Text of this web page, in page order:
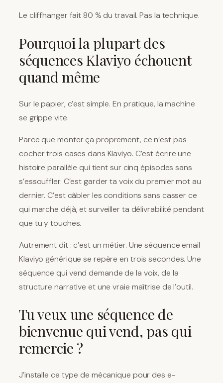
Le cliffhanger fait 80 % du travail. Pas la technique.
Pourquoi la plupart des
séquences Klaviyo échouent
quand même
Sur le papier, c’est simple. En pratique, la machine
se grippe vite.
Parce que monter ça proprement, ce n’est pas
cocher trois cases dans Klaviyo. C’est écrire une
histoire parallèle qui tient sur cinq épisodes sans
s’essouffler. C’est garder ta voix du premier mot au
dernier. C’est câbler les conditions sans casser ce
qui marche déjà, et surveiller ta délivrabilité pendant
que tu y touches.
Autrement dit : c’est un métier. Une séquence email
Klaviyo générique se repère en trois secondes. Une
séquence qui vend demande de la voix, de la
structure narrative et une vraie maîtrise de l’outil.
Tu veux une séquence de
bienvenue qui vend, pas qui
remercie ?
J’installe ce type de mécanique pour des e-